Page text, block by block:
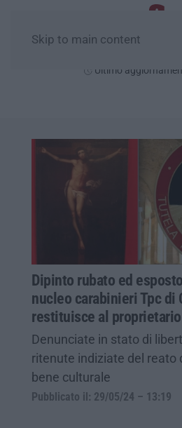
Skip to main content
Ultimo
Dipinto rubato ed
nucleo carabinieri Tpc di
restituisce al proprietario
Denunciate in stato di
ritenute indiziate del reato
bene culturale
Pubblicato il: 29/05/24 – 13:19